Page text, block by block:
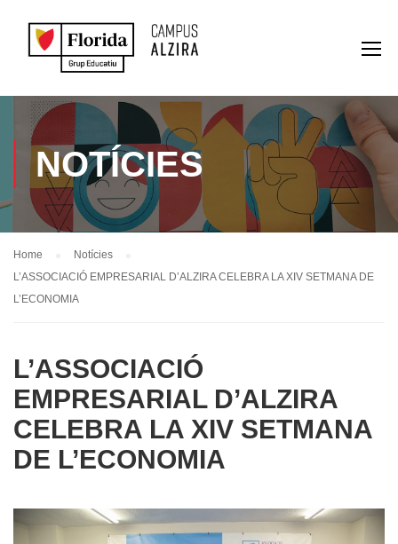
NOTÍCIES
Home
Notícies
L’ASSOCIACIÓ EMPRESARIAL D’ALZIRA CELEBRA LA XIV SETMANA DE
L’ECONOMIA
L’ASSOCIACIÓ
EMPRESARIAL D’ALZIRA
CELEBRA LA XIV SETMANA
DE L’ECONOMIA